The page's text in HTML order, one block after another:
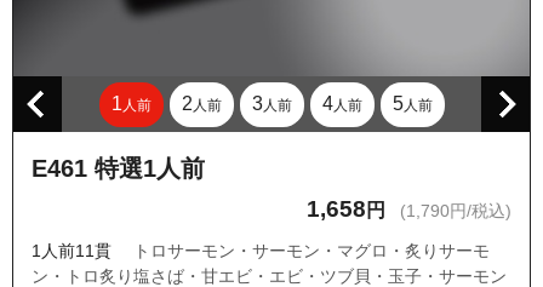
東京都品川区東五反田４丁目
1 人前 2 人前 3人前 4人前 5人前
E461 特選1人前
1,658 円 (1,790円/税込)
1人前11貫
トロサーモン・サーモン・マグロ・炙りサーモ
ン・トロ炙り塩さば・甘エビ・エビ・ツブ貝・玉子・サーモン